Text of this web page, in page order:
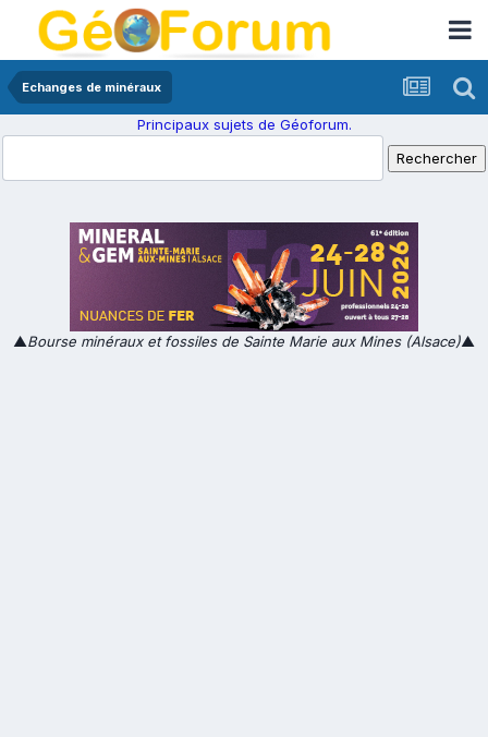
Echanges de minéraux
Principaux sujets de Géoforum.
▲Bourse minéraux et fossiles de Sainte Marie aux Mines (Alsace)▲